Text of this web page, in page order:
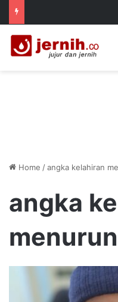
Home /angka kelahiran
angka
menurun